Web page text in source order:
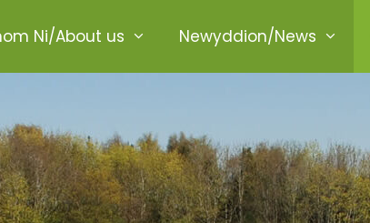
Ni/About us Newyddion/News